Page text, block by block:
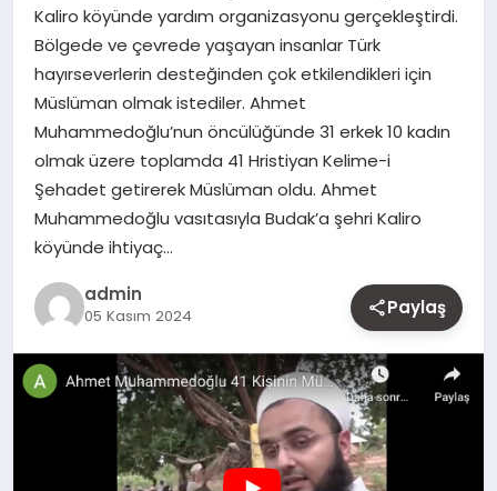
MAGAZIN
YAŞAM
OTOMOBIL
Kaliro köyünde yardım organizasyonu gerçekleştirdi.
Bölgede ve çevrede yaşayan insanlar Türk
hayırseverlerin desteğinden çok etkilendikleri için
Müslüman olmak istediler. Ahmet
Muhammedoğlu’nun öncülüğünde 31 erkek 10 kadın
olmak üzere toplamda 41 Hristiyan Kelime-i
Şehadet getirerek Müslüman oldu. Ahmet
Muhammedoğlu vasıtasıyla Budak’a şehri Kaliro
köyünde ihtiyaç…
admin
05 Kasım 2024 Paylaş